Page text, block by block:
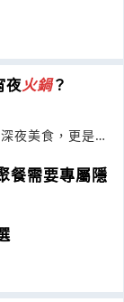
夜火鍋？
夜美食，更是寵
餐需要專屬隱